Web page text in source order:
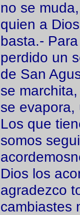
no se
quien a
basta.-
perdido un
de San
se
se evapora,
Los que
somos
Dios los
agradezco
cambiastes